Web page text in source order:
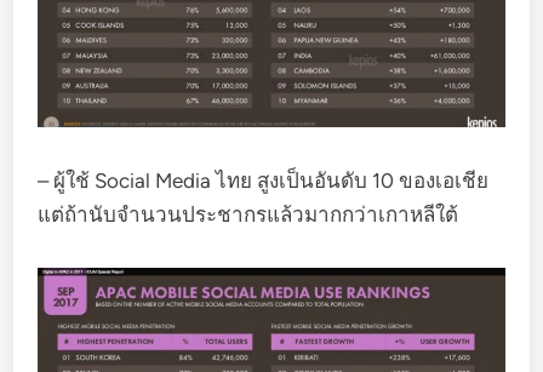
– ผู้ใช้ Social Media ไทย สูงเป็นอันดับ 10 ของเอเชีย
แต่ถ้านับจำนวนประชากรแล้วมากกว่าเกาหลีใต้